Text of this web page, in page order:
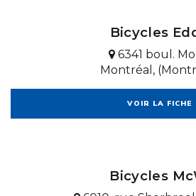
Bicycles
6341 boul.
Montréal,
VOIR LA FICHE
Bicycles